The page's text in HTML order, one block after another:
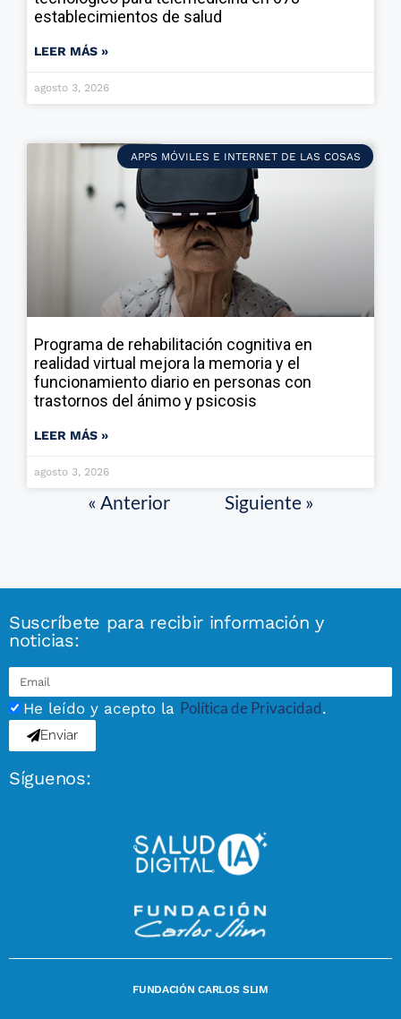
establecimientos de salud
LEER MÁS »
agosto 3, 2026
APPS MÓVILES E INTERNET DE LAS COSAS
Programa de rehabilitación cognitiva en
realidad virtual mejora la memoria y el
funcionamiento diario en personas con
trastornos del ánimo y psicosis
LEER MÁS »
agosto 3, 2026
« Anterior Siguiente »
Suscríbete para recibir información y
noticias:
He leído y acepto la Política de Privacidad.
Enviar
Síguenos:
FUNDACIÓN CARLOS SLIM